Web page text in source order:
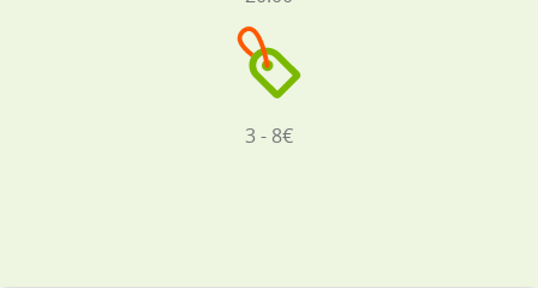
3 - 8€